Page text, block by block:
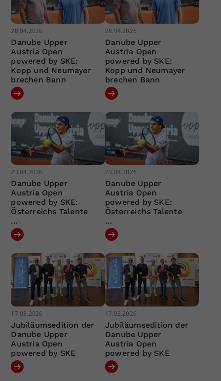
28.04.2026
Danube Upper
Austria Open
powered by SKE:
Kopp und Neumayer
brechen Bann
28.04.2026
Danube Upper
Austria Open
powered by SKE:
Kopp und Neumayer
brechen Bann
23.04.2026
Danube Upper
Austria Open
powered by SKE:
Österreichs Talente
…
23.04.2026
Danube Upper
Austria Open
powered by SKE:
Österreichs Talente
…
17.03.2026
Jubiläumsedition der
Danube Upper
Austria Open
powered by SKE
17.03.2026
Jubiläumsedition der
Danube Upper
Austria Open
powered by SKE